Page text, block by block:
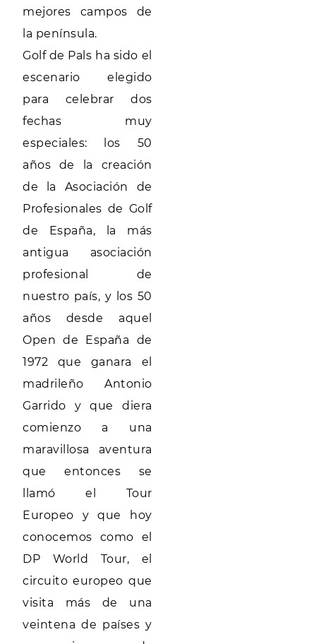
mejores campos de
la península.
Golf de Pals ha sido el
escenario elegido
para celebrar dos
fechas muy
especiales: los 50
años de la creación
de la Asociación de
Profesionales de Golf
de España, la más
antigua asociación
profesional de
nuestro país, y los 50
años desde aquel
Open de España de
1972 que ganara el
madrileño Antonio
Garrido y que diera
comienzo a una
maravillosa aventura
que entonces se
llamó el Tour
Europeo y que hoy
conocemos como el
DP World Tour, el
circuito europeo que
visita más de una
veintena de países y